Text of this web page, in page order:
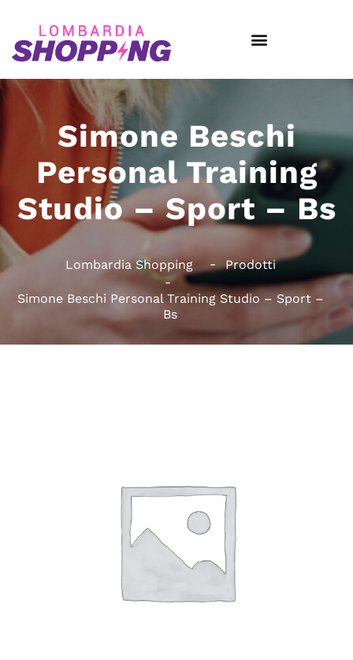
Simone Beschi
Personal Training
Studio – Sport – Bs
Lombardia Shopping Prodotti
Simone Beschi Personal Training Studio – Sport –
Bs